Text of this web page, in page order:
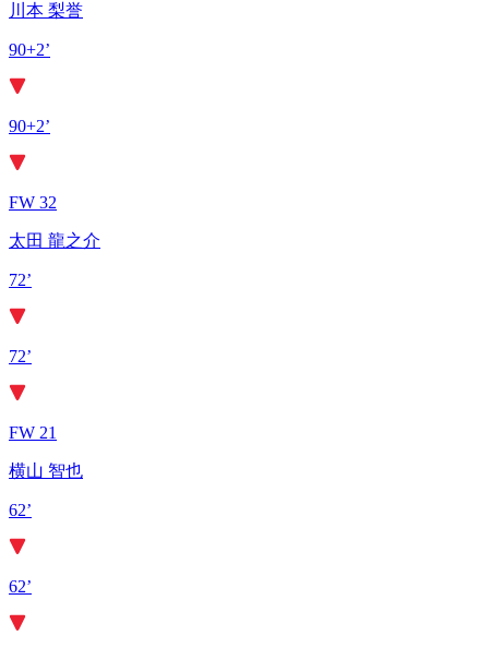
川本 梨誉
90+2’
90+2’
FW 32
太田 龍之介
72’
72’
FW 21
横山 智也
62’
62’